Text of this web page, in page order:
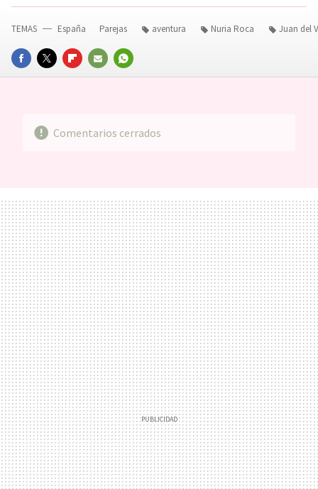
FACEBOOKTWITTERFLIPBOARD
E-
WHATSAPP
TEMAS España Parejas aventura Nuria Roca Juan del
Comentarios cerrados